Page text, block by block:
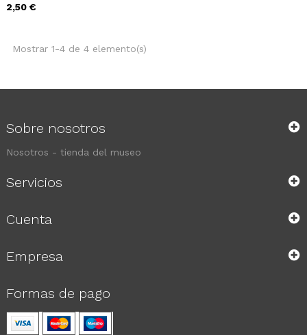
Precio
2,50 €
Mostrar 1-4 de 4 elemento(s)
Sobre nosotros
Nosotros - tienda del museo
Servicios
Cuenta
Empresa
Formas de pago